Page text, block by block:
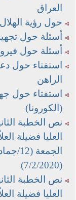
العراق
حول رؤية
أسئلة حول
أسئلة حول
استفتاء حول
الراهن
استفتاء حول
(الكورونا)
نص الخطبة
العليا فضيلة
(7/2/2020)
نص الخطبة
العليا فضيلة